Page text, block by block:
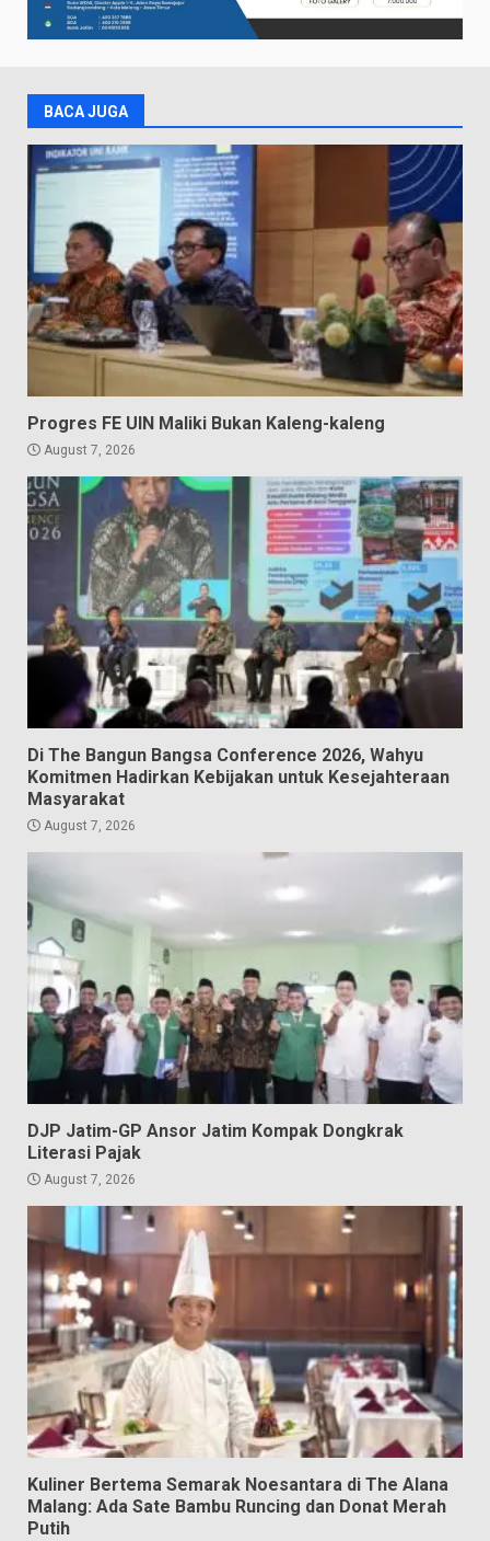
BACA JUGA
Progres FE UIN Maliki Bukan Kaleng-kaleng
August 7, 2026
Di The Bangun Bangsa Conference 2026, Wahyu
Komitmen Hadirkan Kebijakan untuk Kesejahteraan
Masyarakat
August 7, 2026
DJP Jatim-GP Ansor Jatim Kompak Dongkrak
Literasi Pajak
August 7, 2026
Kuliner Bertema Semarak Noesantara di The Alana
Malang: Ada Sate Bambu Runcing dan Donat Merah
Putih